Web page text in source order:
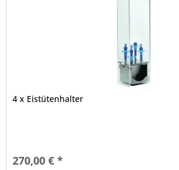
4 x Eistütenhalter
270,00 € *